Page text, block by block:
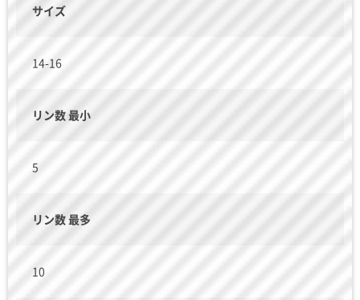
サイズ
14-16
リン数 最小
5
リン数 最多
10